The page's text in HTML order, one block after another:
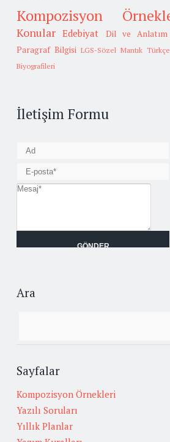
Kompozisyon
Konular Edebiyat Dil ve Anlatım
Paragraf Bilgisi LGS-Sözel Mantık
Biyografileri
İletişim Formu
Ara
Sayfalar
Kompozisyon Örnekleri
Yazılı Soruları
Yıllık Planlar